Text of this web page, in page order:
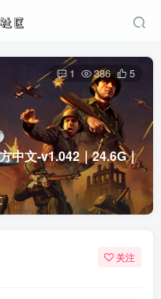
中文-v1.042｜24.6G｜
1 386 5
关注